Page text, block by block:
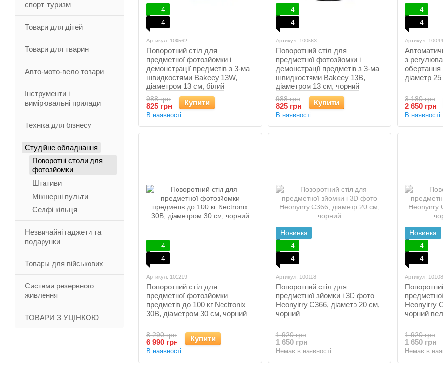
4
4
Артикул: 100562
Поворотний стіл для
предметної фотозйомки і
демонстрації предметів з 3-ма
швидкостями Bakeey 13W,
діаметром 13 см, білий
988 грн
825 грн Купити
В наявності
4
4
Артикул: 100563
Поворотний стіл для
предметної фотозйомки і
демонстрації предметів з 3-ма
швидкостями Bakeey 13B,
діаметром 13 см, чорний
988 грн
825 грн Купити
В наявності
4
4
Артикул:
з
діаметр
3 180 грн
2 650 грн
В наявності
4
4
Артикул: 101219
Поворотний стіл для
предметної фотозйомки
предметів до 100 кг Nectronix
30B, діаметром 30 см, чорний
8 290 грн
6 990 грн Купити
В наявності
Новинка
4
4
Артикул: 100118
Поворотний стіл для
предметної зйомки і 3D фото
Heonyirry C366, діаметр 20 см,
чорний
1 920 грн
1 650 грн
Немає в наявності
Новинка
4
4
Артикул:
Heonyirry
чорний
1 920 грн
1 650 грн
Немає в
спорт, туризм
Товари для дітей
Товари для тварин
Авто-мото-вело товари
Інструменти і
вимірювальні прилади
Техніка для бізнесу
Студійне обладнання
Поворотні столи для
фотозйомки
Штативи
Мікшерні пульти
Селфі кільця
Незвичайні гаджети та
подарунки
Товары для військових
Системи резервного
живлення
ТОВАРИ З УЦІНКОЮ